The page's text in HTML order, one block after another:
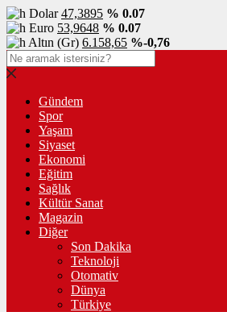
Dolar47,3895 % 0.07
Euro 53,9648 % 0.07
Altın (Gr) 6.158,65 %-0,76
Gündem
Spor
Yaşam
Siyaset
Ekonomi
Eğitim
Sağlık
Kültür Sanat
Magazin
Diğer
Son Dakika
Teknoloji
Otomativ
Dünya
Türkiye